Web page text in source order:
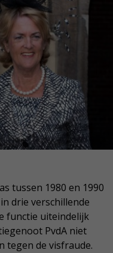
tussen 1980 en 1990
drie verschillende
functie uiteindelijk
PvdA niet
tegen de visfraude.